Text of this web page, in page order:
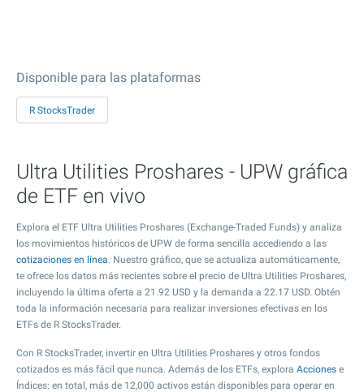
Disponible para las plataformas
R StocksTrader
Ultra Utilities Proshares - UPW gráfica
de ETF en vivo
Explora el ETF Ultra Utilities Proshares (Exchange-Traded Funds) y analiza
los movimientos históricos de UPW de forma sencilla accediendo a las
cotizaciones en línea. Nuestro gráfico, que se actualiza automáticamente,
te ofrece los datos más recientes sobre el precio de Ultra Utilities Proshares,
incluyendo la última oferta a 21.92 USD y la demanda a 22.17 USD. Obtén
toda la información necesaria para realizar inversiones efectivas en los
ETFs de R StocksTrader.
Con R StocksTrader, invertir en Ultra Utilities Proshares y otros fondos
cotizados es más fácil que nunca. Además de los ETFs, explora Acciones e
Índices: en total, más de 12,000 activos están disponibles para operar en